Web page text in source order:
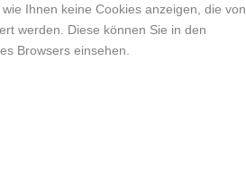
Ihnen keine Cookies anzeigen, die von
werden. Diese können Sie in den
Browsers einsehen.